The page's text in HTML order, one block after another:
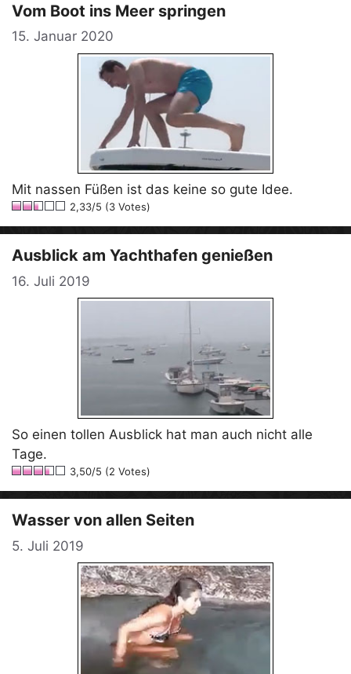
Vom Boot ins Meer springen
15. Januar 2020
Mit nassen Füßen ist das keine so gute Idee.
2,33/5 (3 Votes)
Ausblick am Yachthafen genießen
16. Juli 2019
So einen tollen Ausblick hat man auch nicht alle
Tage.
3,50/5 (2 Votes)
Wasser von allen Seiten
5. Juli 2019